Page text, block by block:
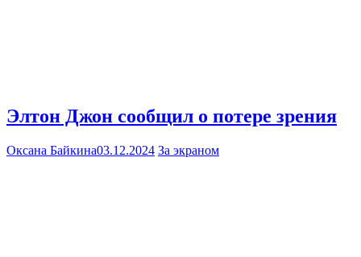
Элтон Джон сообщил о потере зрения
Оксана Байкина03.12.2024 За экраном